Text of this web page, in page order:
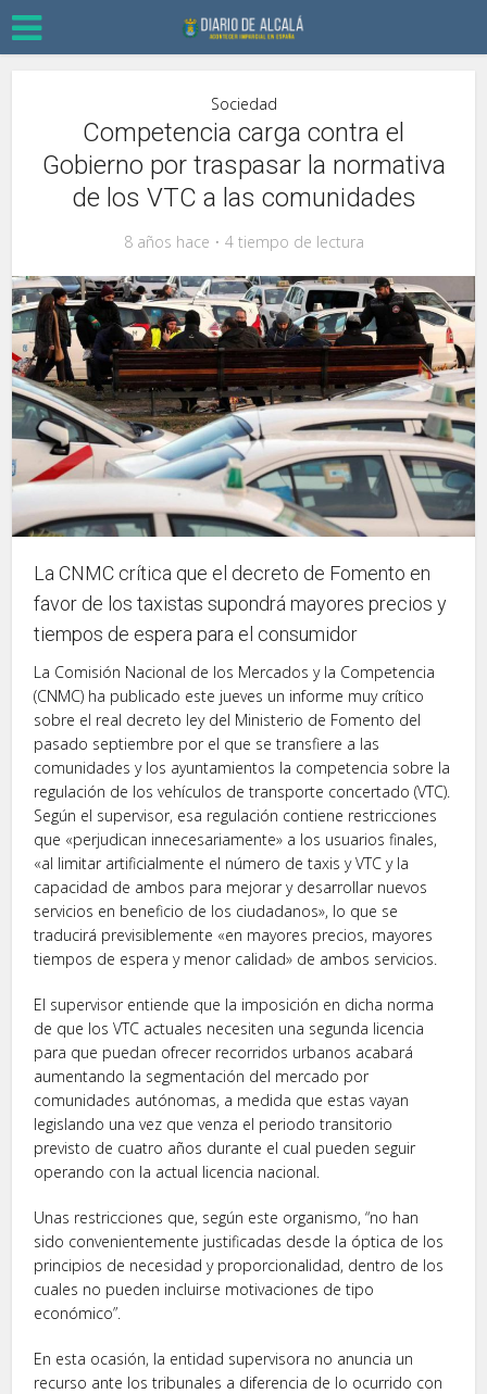
Sociedad
Competencia carga contra el
Gobierno por traspasar la normativa
de los VTC a las comunidades
8 años hace 4 tiempo de lectura
La CNMC crítica que el decreto de Fomento en
favor de los taxistas supondrá mayores precios y
tiempos de espera para el consumidor
La Comisión Nacional de los Mercados y la Competencia
(CNMC) ha publicado este jueves un informe muy crítico
sobre el real decreto ley del Ministerio de Fomento del
pasado septiembre por el que se transfiere a las
comunidades y los ayuntamientos la competencia sobre la
regulación de los vehículos de transporte concertado (VTC).
Según el supervisor, esa regulación contiene restricciones
que «perjudican innecesariamente» a los usuarios finales,
«al limitar artificialmente el número de taxis y VTC y la
capacidad de ambos para mejorar y desarrollar nuevos
servicios en beneficio de los ciudadanos», lo que se
traducirá previsiblemente «en mayores precios, mayores
tiempos de espera y menor calidad» de ambos servicios.
El supervisor entiende que la imposición en dicha norma
de que los VTC actuales necesiten una segunda licencia
para que puedan ofrecer recorridos urbanos acabará
aumentando la segmentación del mercado por
comunidades autónomas, a medida que estas vayan
legislando una vez que venza el periodo transitorio
previsto de cuatro años durante el cual pueden seguir
operando con la actual licencia nacional.
Unas restricciones que, según este organismo, “no han
sido convenientemente justificadas desde la óptica de los
principios de necesidad y proporcionalidad, dentro de los
cuales no pueden incluirse motivaciones de tipo
económico”.
En esta ocasión, la entidad supervisora no anuncia un
recurso ante los tribunales a diferencia de lo ocurrido con